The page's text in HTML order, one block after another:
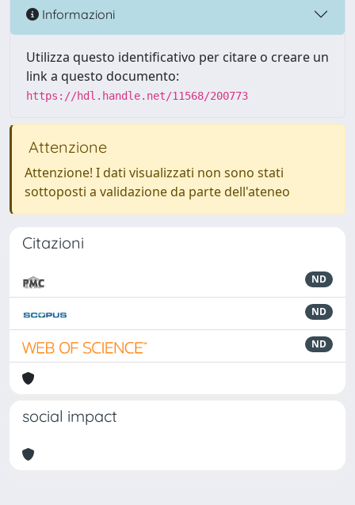
Informazioni
Utilizza questo identificativo per citare o creare un
link a questo documento:
https://hdl.handle.net/11568/200773
Attenzione
Attenzione! I dati visualizzati non sono stati
sottoposti a validazione da parte dell'ateneo
Citazioni
ND
ND
ND
social impact